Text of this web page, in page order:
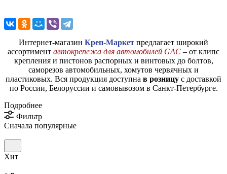
Интернет-магазин Креп-Маркет предлагает широкий
ассортимент автокрепежа для автомобилей GAC – от клипс
крепления и пистонов распорных и винтовых до болтов,
саморезов автомобильных, хомутов червячных и
пластиковых. Вся продукция доступна в розницу с доставкой
по России, Белоруссии и самовывозом в Санкт-Петербурге.
Подробнее
Фильтр
Сначала популярные
Хит